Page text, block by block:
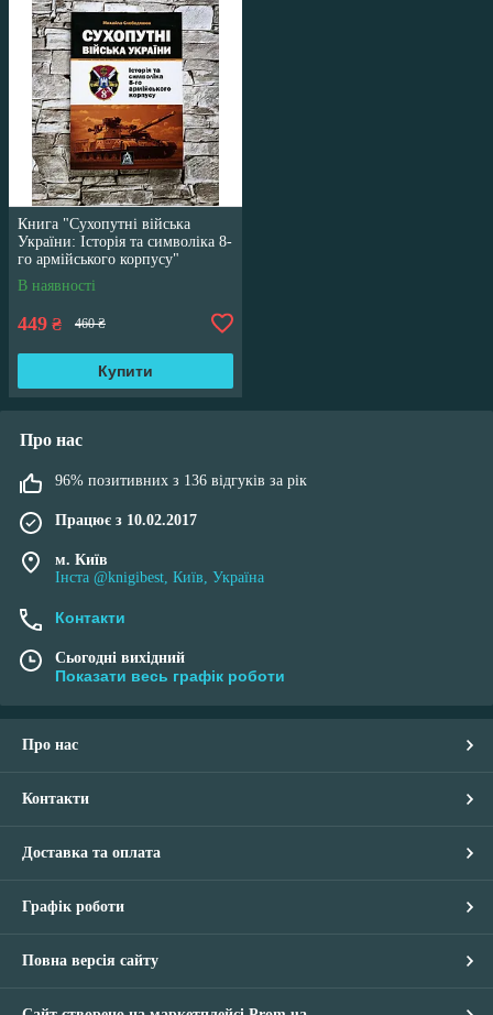
Книга "Сухопутні війська
України: Історія та символіка 8-
го армійського корпусу"
Михайло Слободянюк
В наявності
449 ₴ 460 ₴
Купити
Про нас
96% позитивних з 136 відгуків за рік
Працює з 10.02.2017
м. Київ
Інста @knigibest, Київ, Україна
Контакти
Сьогодні вихідний
Показати весь графік роботи
Про нас
Контакти
Доставка та оплата
Графік роботи
Повна версія сайту